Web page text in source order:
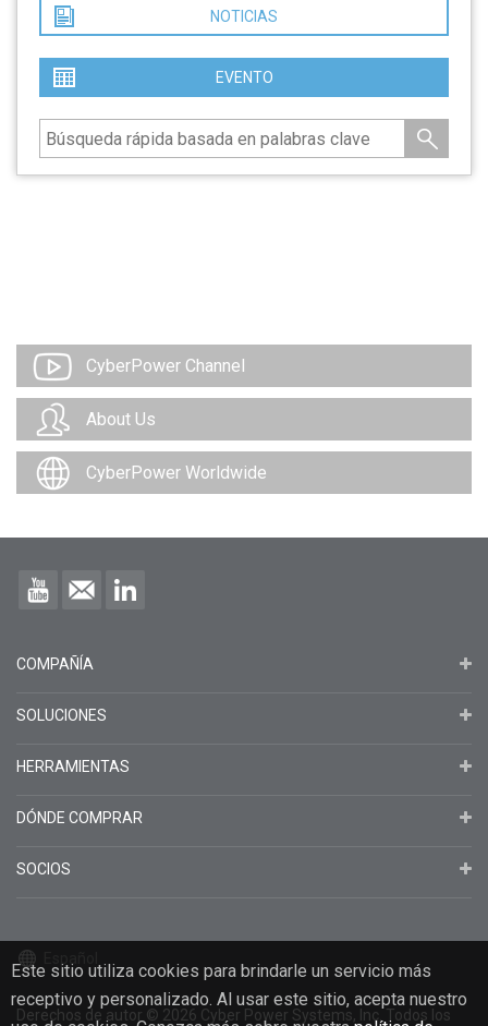
NOTICIAS
EVENTO
CyberPower Channel
About Us
CyberPower Worldwide
Este sitio utiliza cookies para brindarle un servicio más
receptivo y personalizado. Al usar este sitio, acepta nuestro
COMPAÑÍA
SOLUCIONES
HERRAMIENTAS
DÓNDE COMPRAR
SOCIOS
Derechos de autor © 2026 Cyber Power Systems, Inc. Todos los